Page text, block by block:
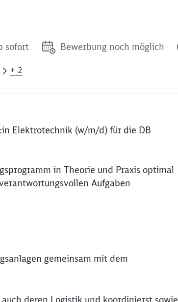
sofort Bewerbung noch möglich
+ 2
Elektrotechnik (w/m/d) für die DB
in Theorie und Praxis optimal
Aufgaben
gemeinsam mit dem